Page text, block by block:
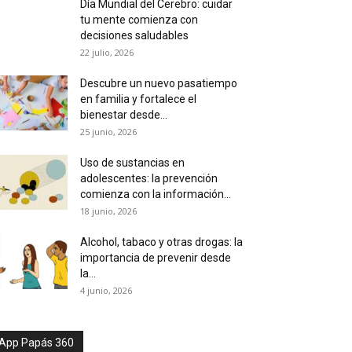
Día Mundial del Cerebro: cuidar
tu mente comienza con
decisiones saludables
22 julio, 2026
Descubre un nuevo pasatiempo
en familia y fortalece el
bienestar desde...
25 junio, 2026
Uso de sustancias en
adolescentes: la prevención
comienza con la información...
18 junio, 2026
Alcohol, tabaco y otras drogas: la
importancia de prevenir desde
la...
4 junio, 2026
Papás 360